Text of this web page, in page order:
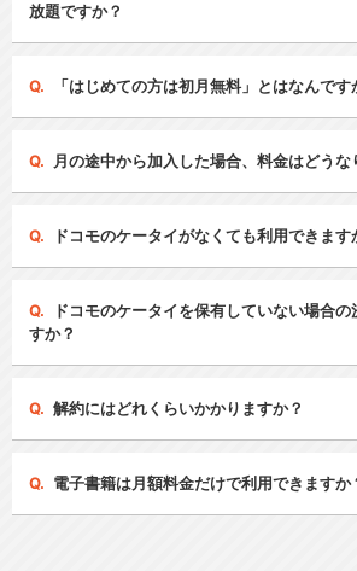
放題ですか？
「はじめての方は初月無料」とはなんです
月の途中から加入した場合、料金はどうな
ドコモのケータイがなくても利用できます
ドコモのケータイを保有していない場合
すか？
解約にはどれくらいかかりますか？
電子書籍は月額料金だけで利用できますか